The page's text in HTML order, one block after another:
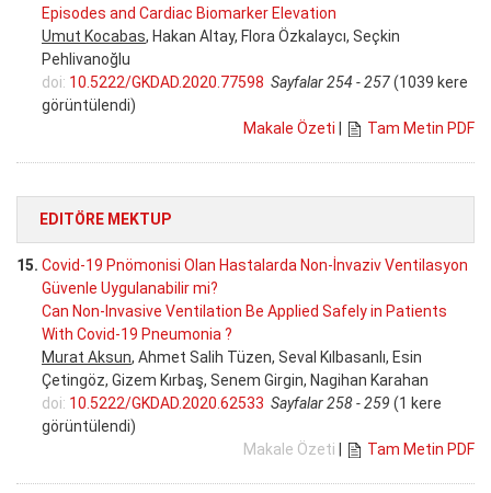
Episodes and Cardiac Biomarker Elevation
Umut Kocabas, Hakan Altay, Flora Özkalaycı, Seçkin
Pehlivanoğlu
doi: 10.5222/GKDAD.2020.77598 Sayfalar 254 - 257(1039 kere
görüntülendi)
Makale Özeti | Tam Metin PDF
EDITÖRE MEKTUP
15. Covid-19 Pnömonisi Olan Hastalarda Non-İnvaziv Ventilasyon
Güvenle Uygulanabilir mi?
Can Non-Invasive Ventilation Be Applied Safely in Patients
With Covid-19 Pneumonia ?
Murat Aksun, Ahmet Salih Tüzen, Seval Kılbasanlı, Esin
Çetingöz, Gizem Kırbaş, Senem Girgin, Nagihan Karahan
doi: 10.5222/GKDAD.2020.62533 Sayfalar 258 - 259 (1 kere
görüntülendi)
Makale Özeti | Tam Metin PDF